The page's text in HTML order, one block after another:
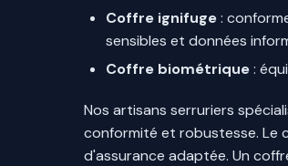
Coffre ignifuge:
sensibles et données
Coffre biométrique:
Nos artisans serruriers
conformité et robustesse. Le
d'assurance adaptée. Un